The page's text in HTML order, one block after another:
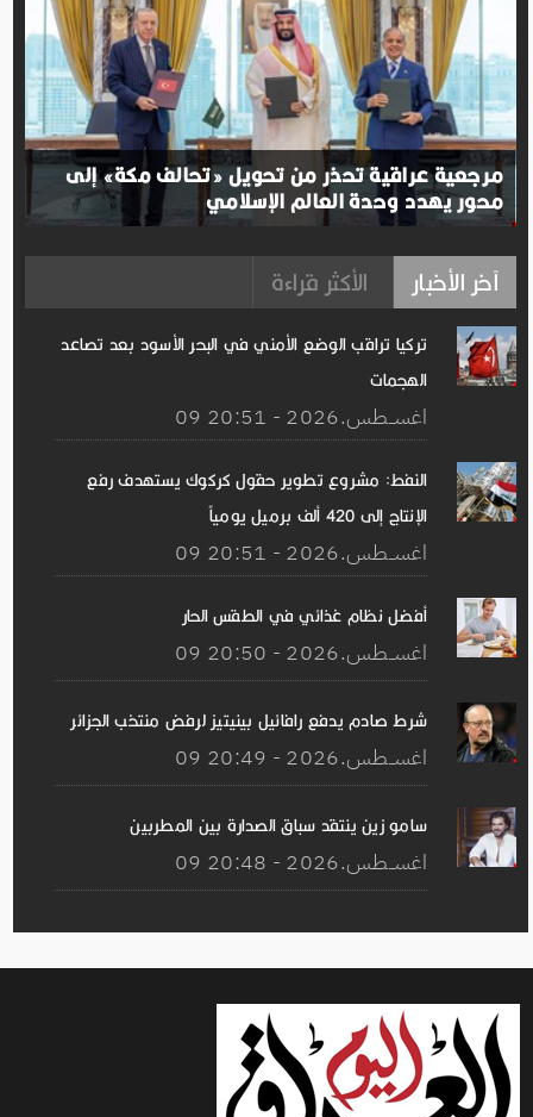
مرجعية عراقية تحذر من تحويل «تحالف مكة» إلى
محور يهدد وحدة العالم الإسلامي
آخر الأخبار الأكثر قراءة
تركيا تراقب الوضع الأمني ​​في البحر الأسود بعد تصاعد
الهجمات
09 اغســطس.2026 - 20:51
النفط: مشروع تطوير حقول كركوك يستهدف رفع
الإنتاج إلى 420 ألف برميل يومياً
09 اغســطس.2026 - 20:51
أفضل نظام غذائي في الطقس الحار
09 اغســطس.2026 - 20:50
شرط صادم يدفع رافائيل بينيتيز لرفض منتخب الجزائر
09 اغســطس.2026 - 20:49
سامو زين ينتقد سباق الصدارة بين المطربين
09 اغســطس.2026 - 20:48